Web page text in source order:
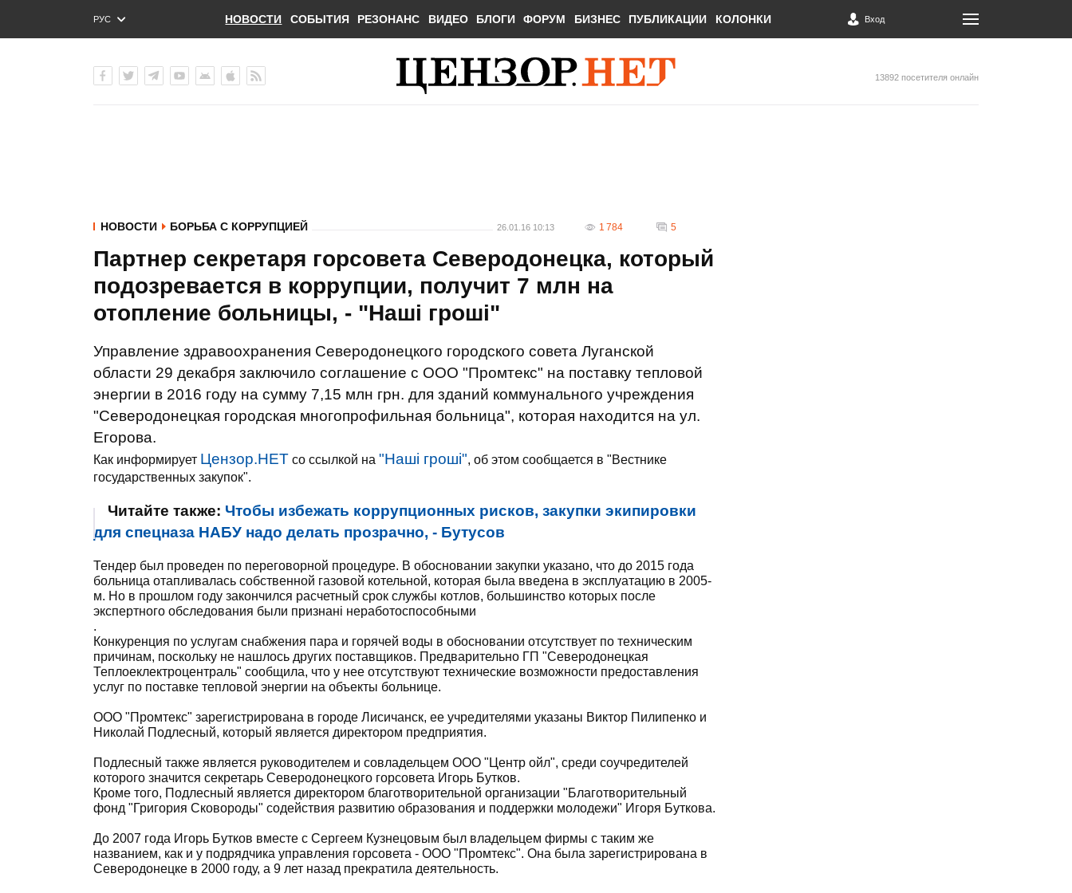
РУС
ENG
НОВОСТИ СОБЫТИЯ РЕЗОНАНС ВИДЕО БЛОГИ ФОРУМ БИЗНЕС ПУБЛИКАЦИИ КОЛОНКИ Вход
13892 посетителя онлайн
НОВОСТИ БОРЬБА С КОРРУПЦИЕЙ 26.01.16 10:13 1 784 5
Партнер секретаря горсовета Северодонецка, который
подозревается в коррупции, получит 7 млн на
отопление больницы, - "Наші гроші"
Управление здравоохранения Северодонецкого городского совета Луганской
области 29 декабря заключило соглашение с ООО "Промтекс" на поставку тепловой
энергии в 2016 году на сумму 7,15 млн грн. для зданий коммунального учреждения
"Северодонецкая городская многопрофильная больница", которая находится на ул.
Егорова.
Как информирует Цензор.НЕТ со ссылкой на "Наші гроші", об этом сообщается в "Вестнике
государственных закупок".
Читайте также: Чтобы избежать коррупционных рисков, закупки экипировки
для спецназа НАБУ надо делать прозрачно, - Бутусов
Тендер был проведен по переговорной процедуре. В обосновании закупки указано, что до 2015 года
больница отапливалась собственной газовой котельной, которая была введена в эксплуатацию в 2005-
м. Но в прошлом году закончился расчетный срок службы котлов, большинство которых после
экспертного обследования были признані неработоспособными
.
Конкуренция по услугам снабжения пара и горячей воды в обосновании отсутствует по техническим
причинам, поскольку не нашлось других поставщиков. Предварительно ГП "Северодонецкая
Теплоеклектроцентраль" сообщила, что у нее отсутствуют технические возможности предоставления
услуг по поставке тепловой энергии на объекты больнице.
ООО "Промтекс" зарегистрирована в городе Лисичанск, ее учредителями указаны Виктор Пилипенко и
Николай Подлесный, который является директором предприятия.
Подлесный также является руководителем и совладельцем ООО "Центр ойл", среди соучредителей
которого значится секретарь Северодонецкого горсовета Игорь Бутков.
Кроме того, Подлесный является директором благотворительной организации "Благотворительный
фонд "Григория Сковороды" содействия развитию образования и поддержки молодежи" Игоря Буткова.
До 2007 года Игорь Бутков вместе с Сергеем Кузнецовым был владельцем фирмы с таким же
названием, как и у подрядчика управления горсовета - ООО "Промтекс". Она была зарегистрирована в
Северодонецке в 2000 году, а 9 лет назад прекратила деятельность.